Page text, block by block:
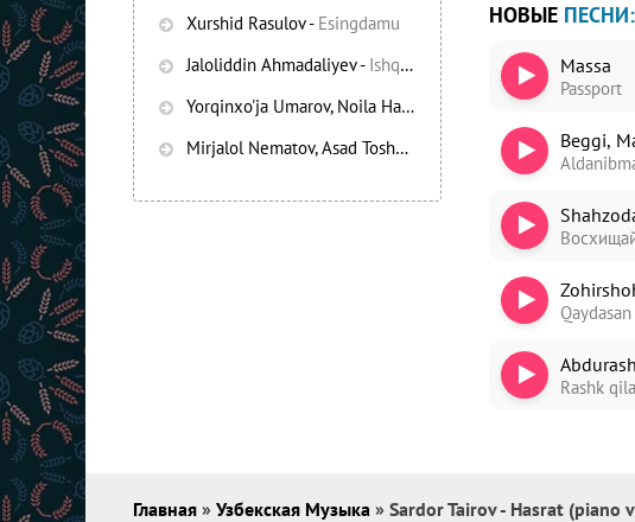
Xurshid Rasulov- Esingdamu
Jaloliddin Ahmadaliyev- Ishqning chayqov bozorida
Yorqinxo'ja Umarov, Noila Habibullayeva
Bezori
Mirjalol Nematov, Asad Toshpo’latov
Oshiq edim
НОВЫЕ ПЕСНИ:
Massa
Passport
Beggi,
Qaydasan
Rashk
Главная » Узбекская Музыка » Sardor Tairov - Hasrat (piano